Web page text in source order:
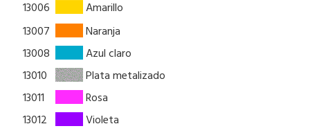
13006
Amarillo
13007
Naranja
13008
Azul claro
13010
Plata metalizado
13011
Rosa
13012
Violeta